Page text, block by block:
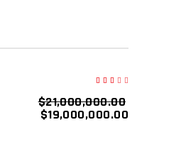
de
$21,000,000.00
$19,000,000.00